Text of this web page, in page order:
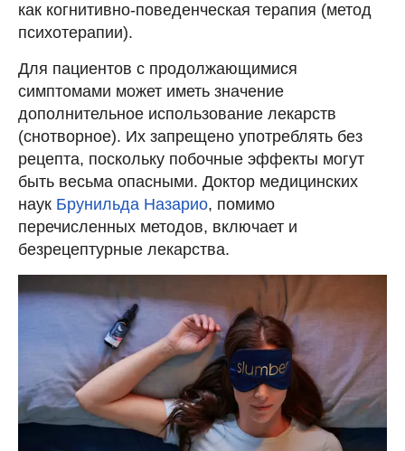
как когнитивно-поведенческая терапия (метод
психотерапии).
Для пациентов с продолжающимися
симптомами может иметь значение
дополнительное использование лекарств
(снотворное). Их запрещено употреблять без
рецепта, поскольку побочные эффекты могут
быть весьма опасными. Доктор медицинских
наук Брунильда Назарио, помимо
перечисленных методов, включает и
безрецептурные лекарства.